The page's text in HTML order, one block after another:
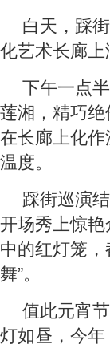
白天，踩
化艺术长廊上
下午一点
莲湘，精巧
在长廊上化
温度。
踩街巡演
开场秀上惊
中的红灯笼
舞”。
值此元宵
灯如昼，今